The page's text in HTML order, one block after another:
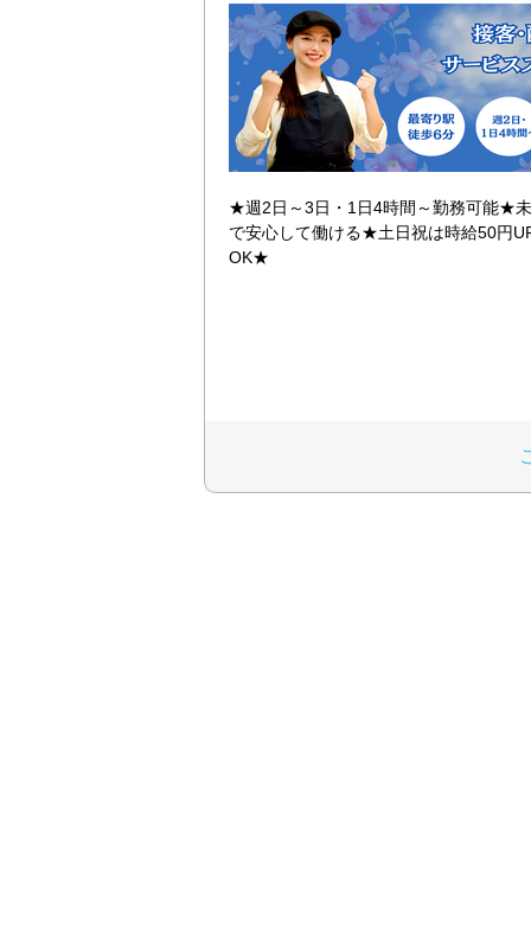
★週2日～3日・1日4時間～勤務可能★
で安心して働ける★土日祝は時給50円
OK★